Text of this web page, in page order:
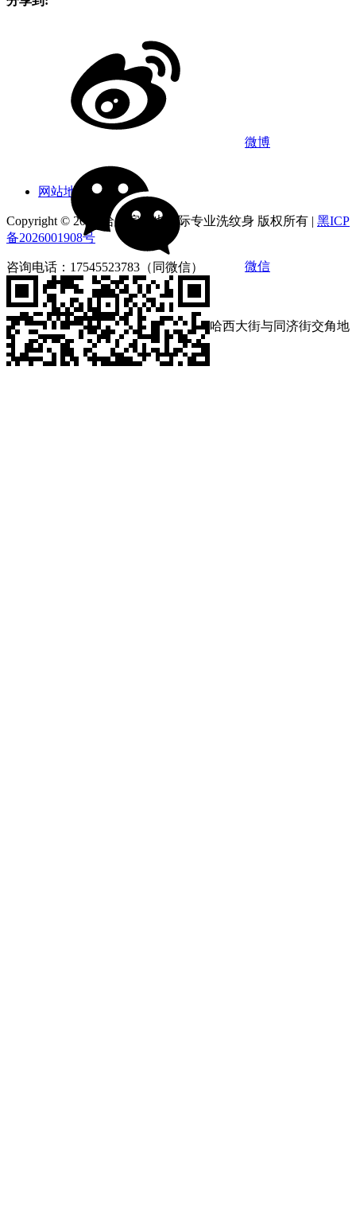
网站地图
Copyright © 2026 哈尔滨俪也国际专业洗纹身 版权所有 | 黑ICP
备2026001908号
咨询电话：17545523783（同微信）
营业时间：9:00-18:00
店铺地址：黑龙江省哈尔滨市南岗区哈西大街与同济街交角地
段第loft4栋1212号